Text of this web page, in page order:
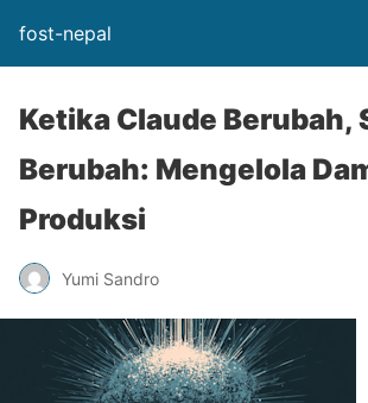
fost-nepal
Ketika Claude Berubah,
Berubah: Mengelola
Produksi
Yumi Sandro